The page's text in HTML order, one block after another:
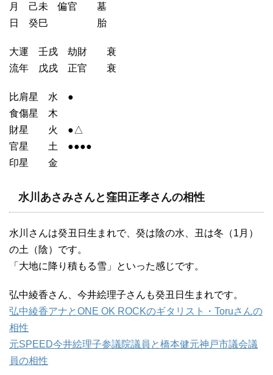
月 己未 偏官 墓
日 癸巳 胎
大運 壬戌 劫財 衰
流年 戊戌 正官 衰
比肩星 水 ●
食傷星 木
財星 火 ●△
官星 土 ●●●●
印星 金
水川あさみさんと窪田正孝さんの相性
水川さんは癸丑日生まれで、癸は陰の水、丑は冬（1月）
の土（陰）です。
「大地に降り積もる雪」といった感じです。
弘中綾香さん、今井絵理子さんも癸丑日生まれです。
弘中綾香アナとONE OK ROCKのギタリスト・Toruさんの
相性
元SPEED今井絵理子参議院議員と橋本健元神戸市議会議
員の相性